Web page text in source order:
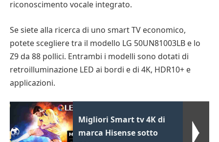
riconoscimento vocale integrato.
Se siete alla ricerca di uno smart TV economico,
potete scegliere tra il modello LG 50UN81003LB e lo
Z9 da 88 pollici. Entrambi i modelli sono dotati di
retroilluminazione LED ai bordi e di 4K, HDR10+ e
applicazioni.
Migliori Smart tv 4K di
marca Hisense sotto